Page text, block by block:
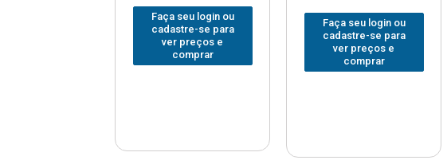
Faça seu login ou
cadastre-se para
ver preços e
comprar
Faça seu login ou
cadastre-se para
ver preços e
comprar